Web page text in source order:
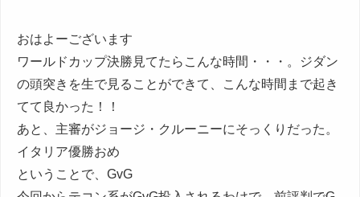
おはよーございます
ワールドカップ決勝見てたらこんな時間・・・。ジダン
の頭突きを生で見ることができて、こんな時間まで起き
てて良かった！！
あと、主審がジョージ・クルーニーにそっくりだった。
イタリア優勝おめ
ということで、GvG